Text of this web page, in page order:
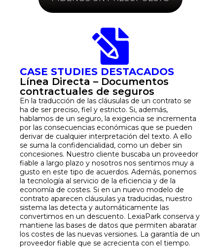
CASE STUDIES DESTACADOS
Línea Directa – Documentos
contractuales de seguros
En la traducción de las cláusulas de un contrato se
ha de ser preciso, fiel y estricto. Si, además,
hablamos de un seguro, la exigencia se incrementa
por las consecuencias económicas que se pueden
derivar de cualquier interpretación del texto. A ello
se suma la confidencialidad, como un deber sin
concesiones. Nuestro cliente buscaba un proveedor
fiable a largo plazo y nosotros nos sentimos muy a
gusto en este tipo de acuerdos. Además, ponemos
la tecnología al servicio de la eficiencia y de la
economía de costes. Si en un nuevo modelo de
contrato aparecen cláusulas ya traducidas, nuestro
sistema las detecta y automáticamente las
convertimos en un descuento. LexiaPark conserva y
mantiene las bases de datos que permiten abaratar
los costes de las nuevas versiones. La garantía de un
proveedor fiable que se acrecienta con el tiempo.